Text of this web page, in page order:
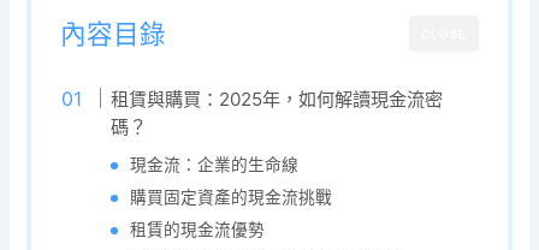
內容目錄
租賃與購買：2025年，如何解讀現金流密
碼？
現金流：企業的生命線
購買固定資產的現金流挑戰
租賃的現金流優勢